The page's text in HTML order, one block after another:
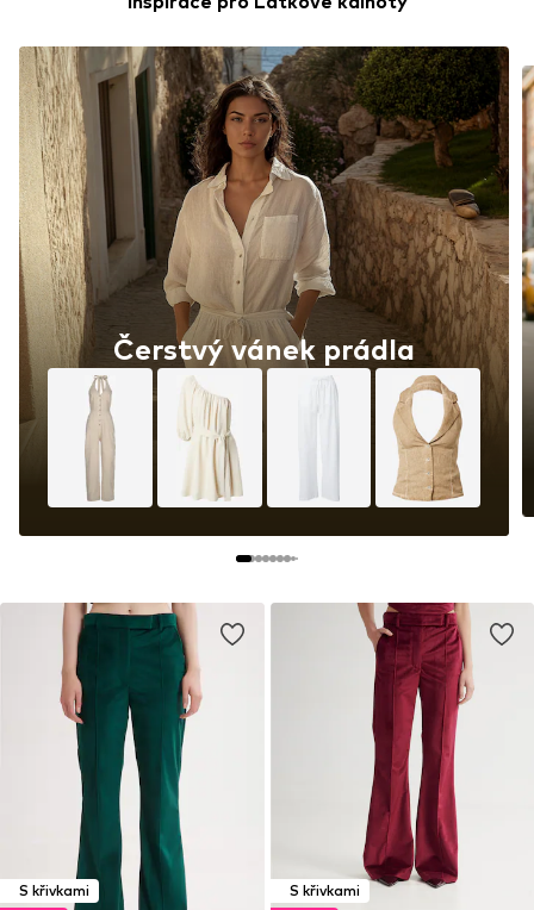
Čerstvý vánek prádla
S křivkami S křivkami